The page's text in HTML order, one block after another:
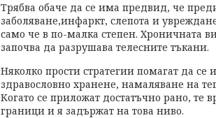
Трябва обаче да се има предвид, че
заболяване,инфаркт, слепота и
само че в по-малка степен. Хроничната
започва да разрушава телесните тъкани.
Няколко прости стратегии помагат да се
здравословно хранене, намаляване на
Когато се приложат достатъчно рано, те
граници и я задържат на това ниво.